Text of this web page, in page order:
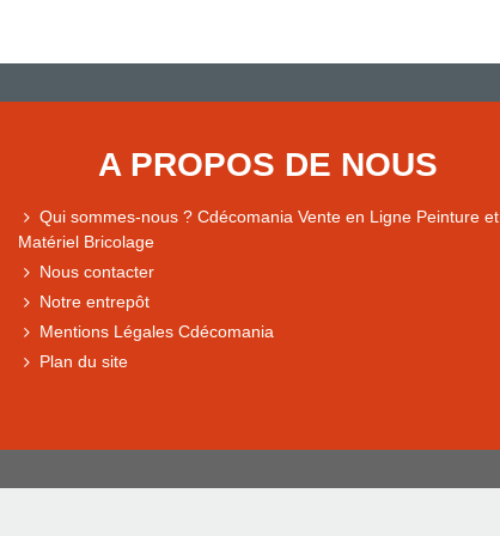
A PROPOS DE NOUS
Qui sommes-nous ? Cdécomania Vente en Ligne Peinture et
Matériel Bricolage
Nous contacter
Notre entrepôt
Mentions Légales Cdécomania
Plan du site